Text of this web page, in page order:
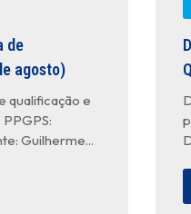
de
agosto)
qualificação e
Guilherme...